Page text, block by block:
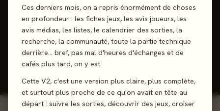
Ces derniers mois, on a repris énormément de choses
en profondeur : les fiches jeux, les avis joueurs, les
avis médias, les listes, le calendrier des sorties, la
recherche, la communauté, toute la partie technique
derrière… bref, pas mal d'heures d'échanges et de
cafés plus tard, on y est.
Cette V2, c'est une version plus claire, plus complète,
et surtout plus proche de ce qu'on avait en tête au
départ : suivre les sorties, découvrir des jeux, croiser
1-6 joueurs 14 ans+ 90 min Coop’ Exploration
J'ai joué Envie de jouer Wishlist
Donner mon avis